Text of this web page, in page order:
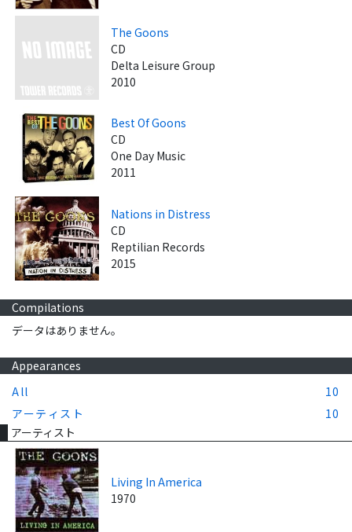
The Goons
CD
Delta Leisure Group
2010
Best Of Goons
CD
One Day Music
2011
Nations in Distress
CD
Reptilian Records
2015
Compilations
データはありません。
Appearances
All
10
アーティスト
10
アーティスト
Living In America
1970